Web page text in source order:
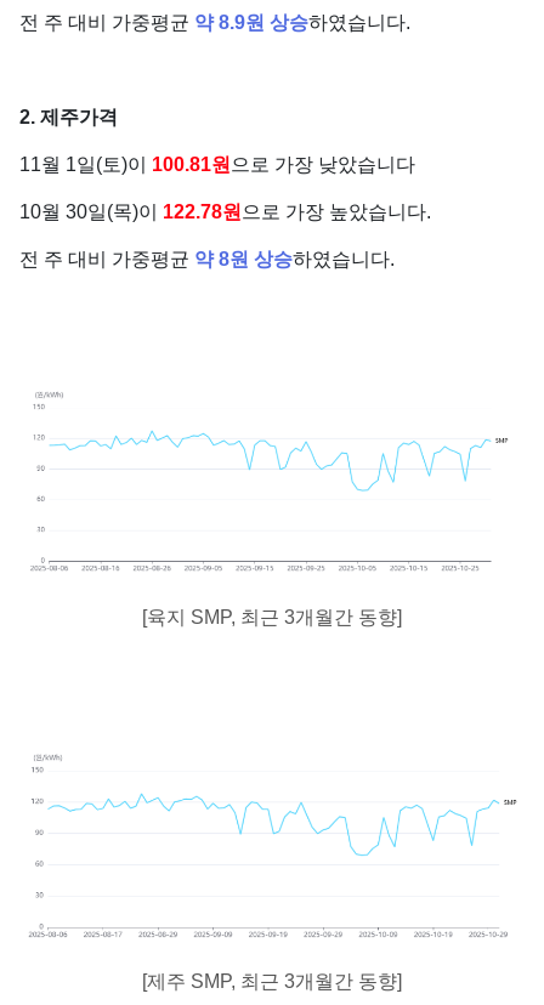
전 주 대비 가중평균 약 8.9원 상승하였습니다.
2. 제주가격
11월 1일(토)이 100.81원 으로 가장 낮았습니다
10월 30일(목)이 122.78원 으로 가장 높았습니다.
전 주 대비 가중평균 약 8원 상승하였습니다.
[육지 SMP, 최근 3개월간 동향]
[제주 SMP, 최근 3개월간 동향]